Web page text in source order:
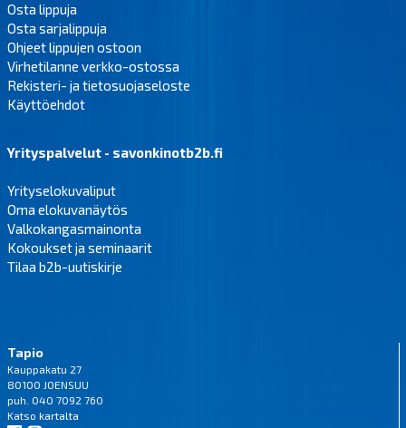
Osta lippuja
Osta sarjalippuja
Ohjeet lippujen ostoon
Virhetilanne verkko-ostossa
Rekisteri- ja tietosuojaseloste
Käyttöehdot
Yrityspalvelut - savonkinotb2b.fi
Yrityselokuvaliput
Oma elokuvanäytös
Valkokangasmainonta
Kokoukset ja seminaarit
Tilaa b2b-uutiskirje
Tapio
Kauppakatu 27
80100 JOENSUU
puh. 040 7092 760
Katso kartalta